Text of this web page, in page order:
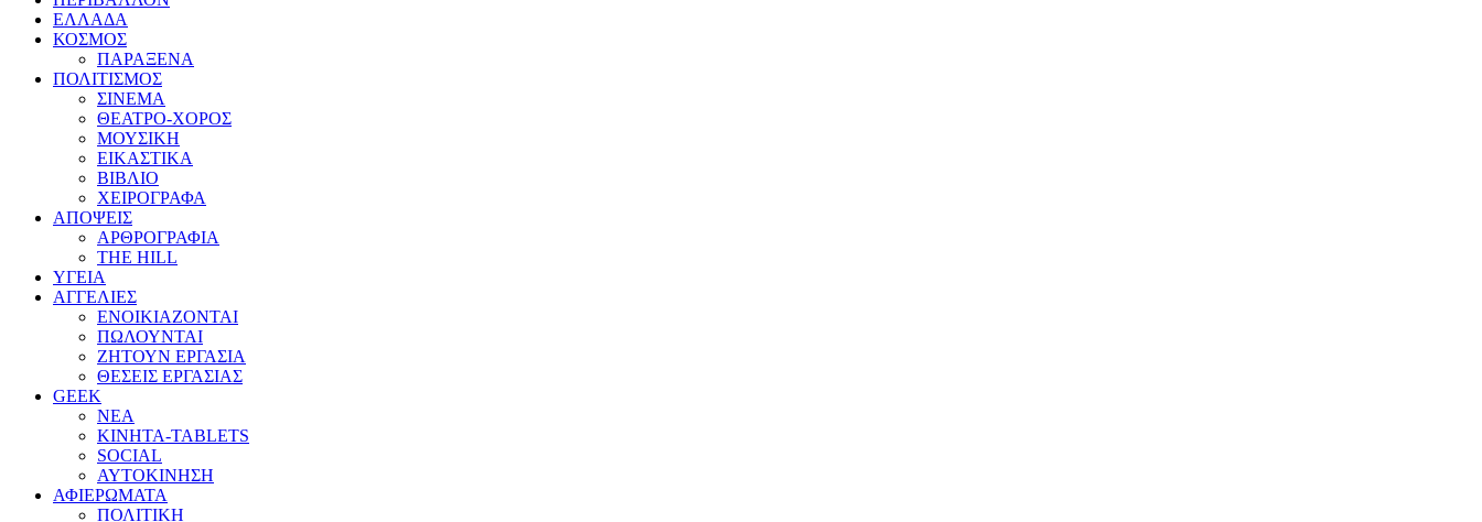
ΕΛΛΑΔΑ
ΚΟΣΜΟΣ
ΠΑΡΑΞΕΝΑ
ΠΟΛΙΤΙΣΜΟΣ
ΣΙΝΕΜΑ
ΘΕΑΤΡΟ-ΧΟΡΟΣ
ΜΟΥΣΙΚΗ
ΕΙΚΑΣΤΙΚΑ
ΒΙΒΛΙΟ
ΧΕΙΡΟΓΡΑΦΑ
ΑΠΟΨΕΙΣ
ΑΡΘΡΟΓΡΑΦΙΑ
THE HILL
ΥΓΕΙΑ
ΑΓΓΕΛΙΕΣ
ΕΝΟΙΚΙΑΖΟΝΤΑΙ
ΠΩΛΟΥΝΤΑΙ
ΖΗΤΟΥΝ ΕΡΓΑΣΙΑ
ΘΕΣΕΙΣ ΕΡΓΑΣΙΑΣ
GEEK
ΝΕΑ
ΚΙΝΗΤΑ-TABLETS
SOCIAL
ΑΥΤΟΚΙΝΗΣΗ
ΑΦΙΕΡΩΜΑΤΑ
ΠΟΛΙΤΙΚΗ